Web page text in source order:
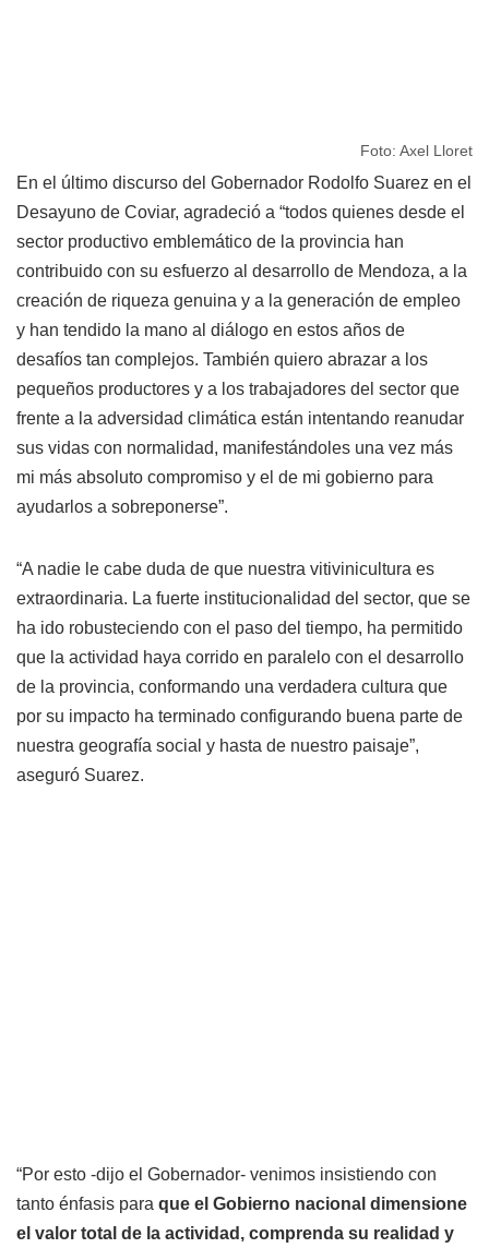
Foto: Axel Lloret
En el último discurso del Gobernador Rodolfo Suarez en el
Desayuno de Coviar, agradeció a “todos quienes desde el
sector productivo emblemático de la provincia han
contribuido con su esfuerzo al desarrollo de Mendoza, a la
creación de riqueza genuina y a la generación de empleo
y han tendido la mano al diálogo en estos años de
desafíos tan complejos. También quiero abrazar a los
pequeños productores y a los trabajadores del sector que
frente a la adversidad climática están intentando reanudar
sus vidas con normalidad, manifestándoles una vez más
mi más absoluto compromiso y el de mi gobierno para
ayudarlos a sobreponerse”.
“A nadie le cabe duda de que nuestra vitivinicultura es
extraordinaria. La fuerte institucionalidad del sector, que se
ha ido robusteciendo con el paso del tiempo, ha permitido
que la actividad haya corrido en paralelo con el desarrollo
de la provincia, conformando una verdadera cultura que
por su impacto ha terminado configurando buena parte de
nuestra geografía social y hasta de nuestro paisaje”,
aseguró Suarez.
“Por esto -dijo el Gobernador- venimos insistiendo con
tanto énfasis para que el Gobierno nacional dimensione
el valor total de la actividad, comprenda su realidad y